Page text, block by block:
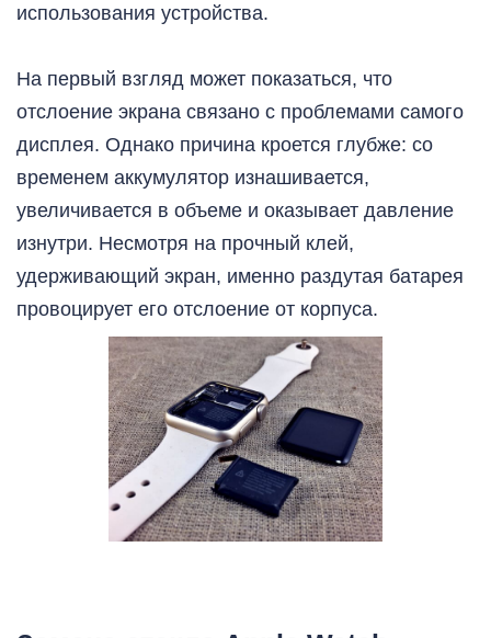
использования устройства.
На первый взгляд может показаться, что
отслоение экрана связано с проблемами самого
дисплея. Однако причина кроется глубже: со
временем аккумулятор изнашивается,
увеличивается в объеме и оказывает давление
изнутри. Несмотря на прочный клей,
удерживающий экран, именно раздутая батарея
провоцирует его отслоение от корпуса.